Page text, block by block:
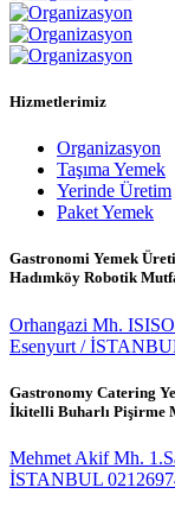
Hizmetlerimiz
Organizasyon
Taşıma Yemek
Yerinde Üretim
Paket Yemek
Gastronomi Yemek
Hadımköy Robotik
Orhangazi Mh.
Esenyurt /
Gastronomy Catering
İkitelli Buharlı Pişirme
Mehmet Akif Mh.
İSTANBUL